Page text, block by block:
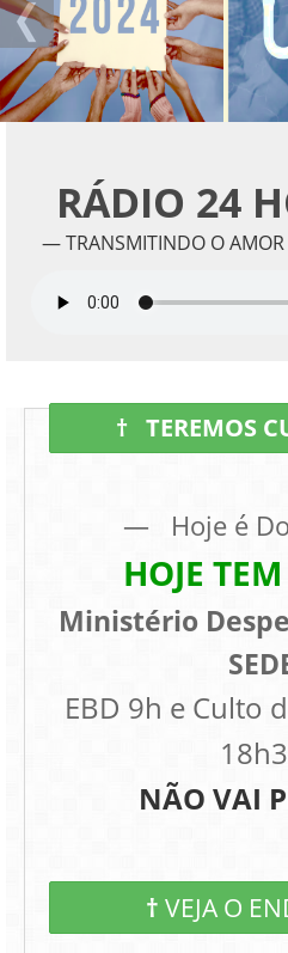
RÁDIO 24
— TRANSMITINDO O
† TEREMOS
— Hoje é
HOJE
Ministério
EBD 9h e Culto
NÃO VAI
† VEJA O